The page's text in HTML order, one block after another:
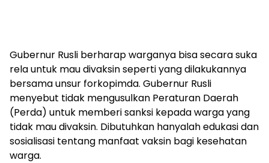
Gubernur Rusli berharap warganya bisa secara suka
rela untuk mau divaksin seperti yang dilakukannya
bersama unsur forkopimda. Gubernur Rusli
menyebut tidak mengusulkan Peraturan Daerah
(Perda) untuk memberi sanksi kepada warga yang
tidak mau divaksin. Dibutuhkan hanyalah edukasi dan
sosialisasi tentang manfaat vaksin bagi kesehatan
warga.